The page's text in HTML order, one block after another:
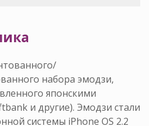
набора эмодзи,
японскими
и другие). Эмодзи стали
системы iPhone OS 2.2